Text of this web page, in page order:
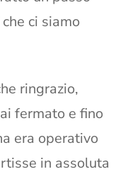
ci siamo
ringrazio,
fermato e fino
era operativo
in assoluta